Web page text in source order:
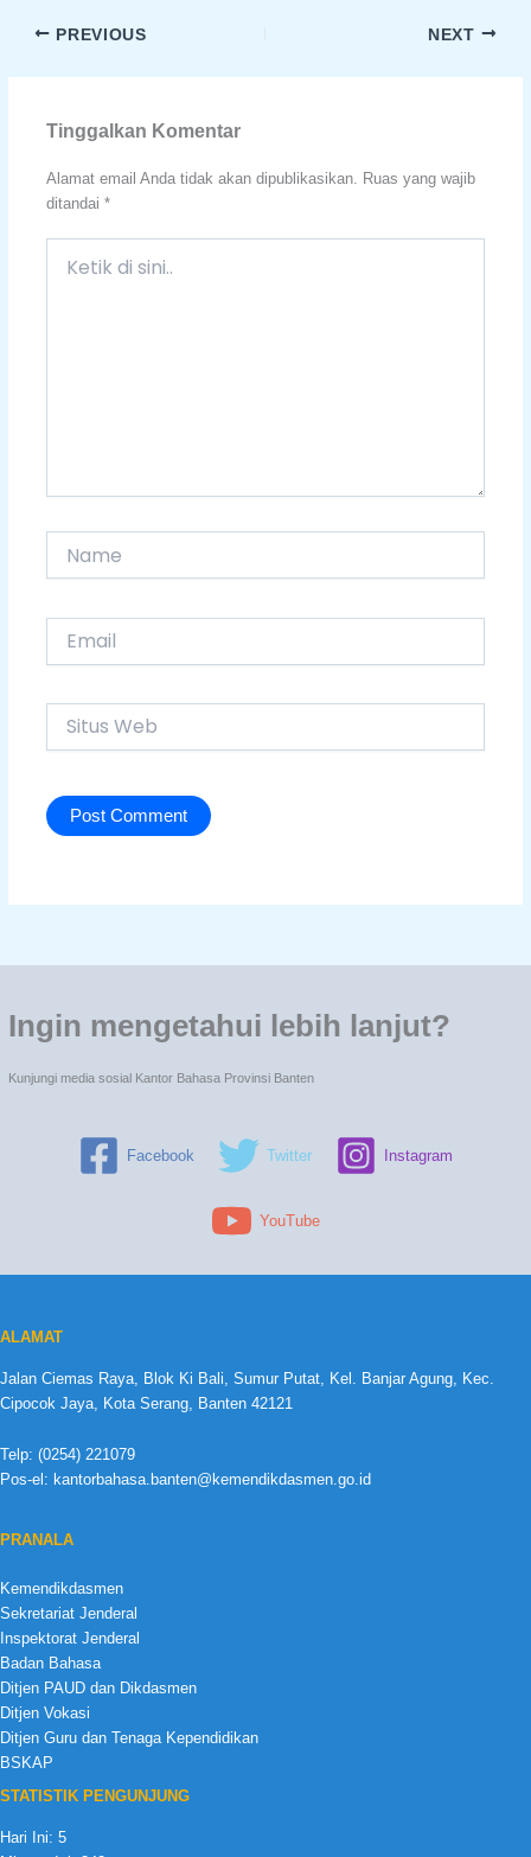
PREVIOUS NEXT
Tinggalkan Komentar
Alamat email Anda tidak akan dipublikasikan. Ruas yang wajib
ditandai *
Web
Ingin mengetahui lebih lanjut?
Kunjungi media sosial Kantor Bahasa Provinsi Banten
Facebook Twitter Instagram
YouTube
ALAMAT
Jalan Ciemas Raya, Blok Ki Bali, Sumur Putat, Kel. Banjar Agung, Kec.
Cipocok Jaya, Kota Serang, Banten 42121
Telp: (0254) 221079
Pos-el: kantorbahasa.banten@kemendikdasmen.go.id
PRANALA
Kemendikdasmen
Sekretariat Jenderal
Inspektorat Jenderal
Badan Bahasa
Ditjen PAUD dan Dikdasmen
Ditjen Vokasi
Ditjen Guru dan Tenaga Kependidikan
BSKAP
STATISTIK PENGUNJUNG
Hari Ini: 5